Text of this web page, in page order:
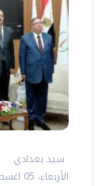
سيد بغدادي
الأربعاء، 05 اغسطس 2026 10:34 م